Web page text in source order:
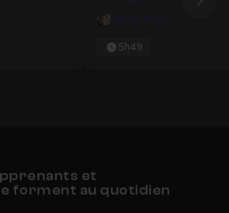
Julien Pons
5h49
et
forment au quotidien